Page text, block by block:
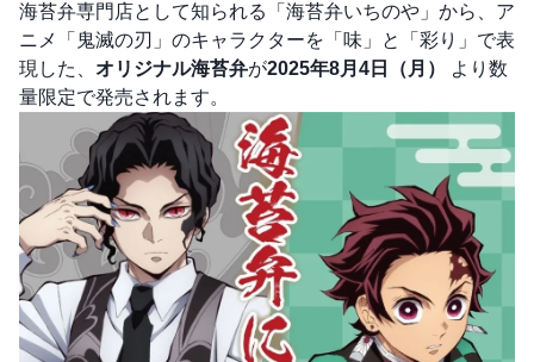
海苔弁専門店として知られる「海苔弁いちのや」から、ア
ニメ「鬼滅の刃」のキャラクターを「味」と「彩り」で表
現した、 オリジナル海苔弁が2025年8月4日（月）
より数
量限定で発売されます。